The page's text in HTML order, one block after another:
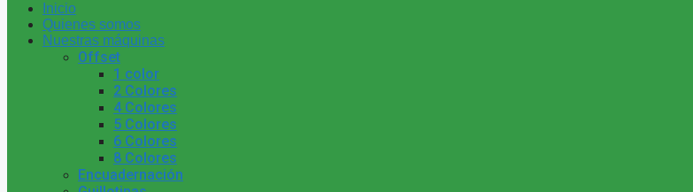
Inicio
Quienes somos
Nuestras máquinas
Offset
1 color
2 Colores
4 Colores
5 Colores
6 Colores
8 Colores
Encuadernación